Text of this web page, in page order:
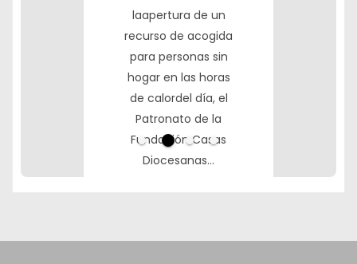
FUNDACION-
DIOCESANAS-DE-
ACOGDA-30-nov-
Leer más
laapertura de un
recurso de acogida
para personas sin
hogar en las horas
de calordel día, el
Patronato de la
Fundación Casas
Diocesanas…
Necesitamos tu
ayuda para ayudar
a otros. Puedes co
ntribuir al desarrollo
de nuestro
proyecto mediante
transferencia
bancaria: Número
través de Bizum,
Leer más